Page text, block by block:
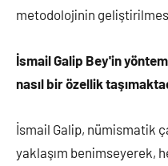
metodolojinin
İsmail Galip Bey'in
nasıl bir özellik
İsmail Galip, nümismatik
yaklaşım benimseyerek,